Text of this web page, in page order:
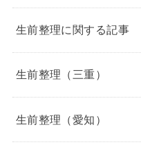
生前整理に関する記事
生前整理（三重）
生前整理（愛知）